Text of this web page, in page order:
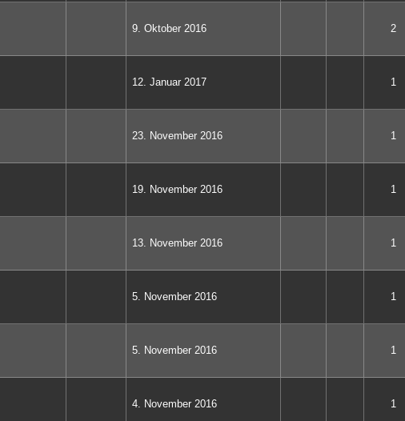
9. Oktober 2016 2
12. Januar 2017 1
23. November 2016 1
19. November 2016 1
13. November 2016 1
5. November 2016 1
5. November 2016 1
4. November 2016 1